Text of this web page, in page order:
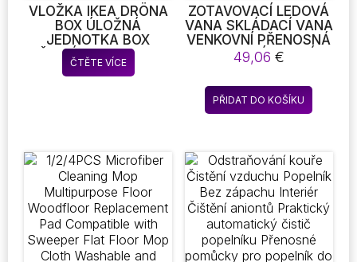
VLOŽKA IKEA DRÖNA
BOX ÚLOŽNÁ
JEDNOTKA BOX
PŘIHRÁDKA DROENA
KALLAX EXPEDIT
ČTĚTE VÍCE
ZOTAVOVACÍ LEDOVÁ
VANA SKLÁDACÍ VANA
VENKOVNÍ PŘENOSNÁ
STUDENÁ VODNÍ
TERAPIE VANA
FITNESS REHAB ICE
TUB PRO SPORTOVCE
DLOUHODOBÁ
KBELÍK
49,06 €
PŘIDAT DO KOŠÍKU